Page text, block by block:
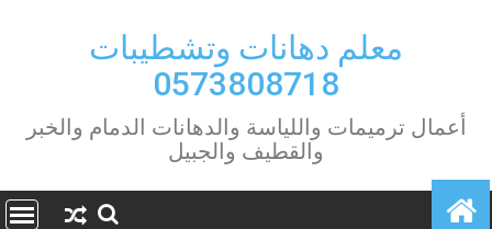
معلم دهانات وتشطيبات
0573808718
أعمال ترميمات واللياسة والدهانات الدمام والخبر
والقطيف والجبيل